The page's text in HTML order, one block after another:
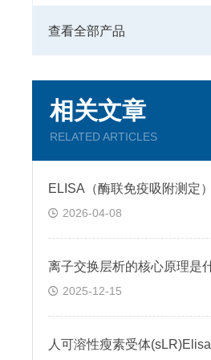
查看全部产品
相关文章
RELATED ARTICLES
2026-04-08
离子交换层析的核心原理是
2025-12-15